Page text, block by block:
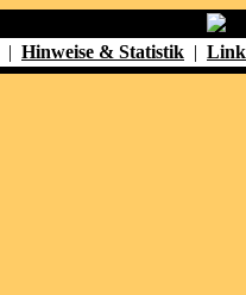
| Hinweise & Statistik |